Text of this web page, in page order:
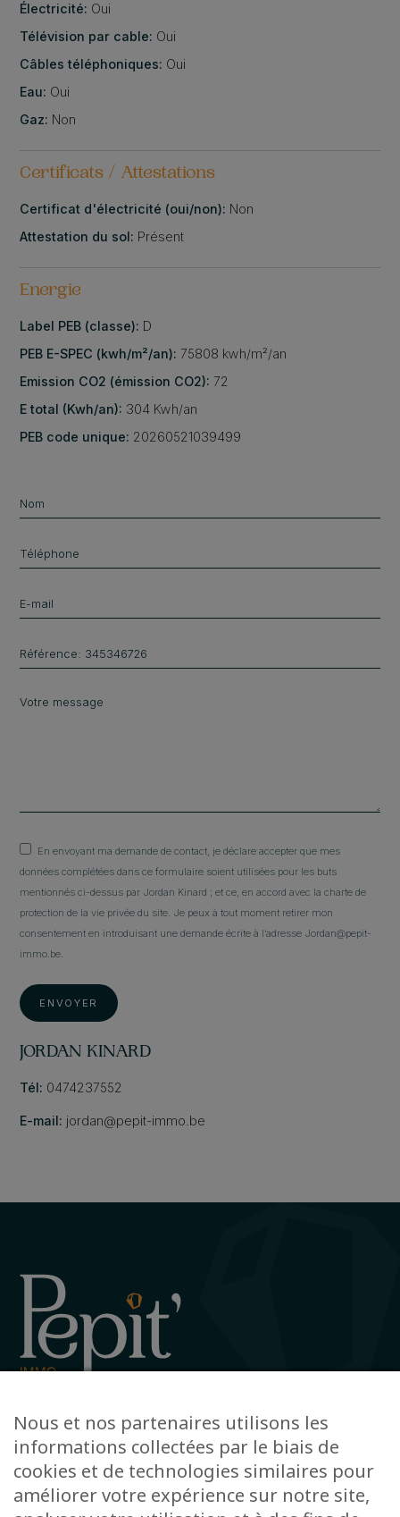
Électricité: Oui
Télévision par cable: Oui
Câbles téléphoniques: Oui
Eau: Oui
Gaz: Non
Certificats / Attestations
Certificat d'électricité (oui/non): Non
Attestation du sol: Présent
Energie
Label PEB (classe): D
PEB E-SPEC (kwh/m²/an):75808 kwh/m²/an
Emission CO2 (émission CO2):72
E total (Kwh/an): 304 Kwh/an
PEB code unique: 20260521039499
En envoyant ma demande de contact, je déclare accepter que mes
données complétées dans ce formulaire soient utilisées pour les buts
mentionnés ci-dessus par Jordan Kinard ; et ce, en accord avec la charte de
protection de la vie privée du site. Je peux à tout moment retirer mon
consentement en introduisant une demande écrite à l’adresse Jordan@pepit-
immo.be.
ENVOYER
JORDAN KINARD
Tél: 0474237552
E-mail: jordan@pepit-immo.be
+32 63 78 51 51
info@pepit-immo.be
Nous et nos partenaires utilisons les
informations collectées par le biais de
cookies et de technologies similaires pour
améliorer votre expérience sur notre site,